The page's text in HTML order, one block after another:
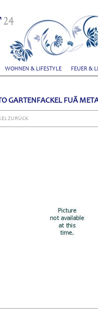
WOHNEN & LIFESTYLE FEUER &
GARTENFACKEL FUÃ
ZURÜCK